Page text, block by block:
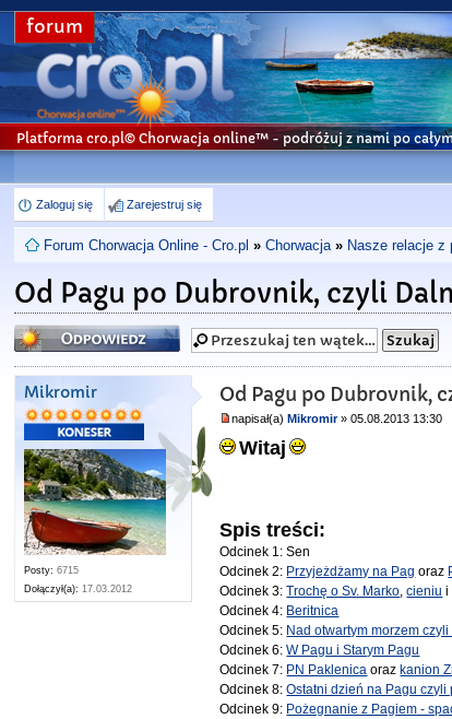
forum
Platforma cro.pl© Chorwacja online™ - podróżuj z nami po
Zaloguj się Zarejestruj się
Forum Chorwacja Online - Cro.pl » Chorwacja » Nasze relacje z
Od Pagu po Dubrovnik, czyli
Odpowiedz
Mikromir
Posty: 6715
Dołączył(a): 17.03.2012
Od Pagu po Dubrovnik,
napisał(a)Mikromir» 05.08.2013 13:30
Witaj
Spis treści:
Odcinek 1: Sen
Odcinek 2: Przyjeżdżamy na Pag oraz
Odcinek 3:Trochę o Sv. Marko,cieniu i
Odcinek 4: Beritnica
Odcinek 5: Nad otwartym morzem
Odcinek 6:W Pagu i Starym Pagu
Odcinek 7: PN Paklenica oraz kanion
Odcinek 8:Ostatni dzień na Pagu czyli
Odcinek 9: Pożegnanie z Pagiem -